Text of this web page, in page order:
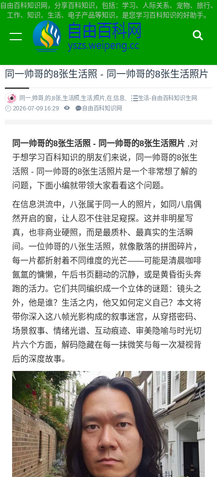
自由百科知识网，分享百科知识，包括：学习、人际关系、宠物、旅行、
工作、知识、生活、电子产品等知识，是您学习百科知识的好助手。
当前位置：自由百科知识网首页>生活
同一帅哥的8张生活照 - 同一帅哥的8张生活照片
同一,帅哥,的,8张,生活照,生活,照片,在,信息,
生活-自由百科知识生网
2026-07-09 16:29
自由百科知识网
同一帅哥的8张生活照 - 同一帅哥的8张生活照片 ,对
于想学习百科知识的朋友们来说，同一帅哥的8张生
活照 - 同一帅哥的8张生活照片是一个非常想了解的
问题，下面小编就带领大家看看这个问题。
在信息洪流中，八张属于同一人的照片，如同八扇偶
然开启的窗，让人忍不住驻足窥探。这并非明星写
真，也非商业硬照，而是最质朴、最真实的生活瞬
间。一位帅哥的八张生活照，就像散落的拼图碎片，
每一片都折射着不同维度的光芒——可能是清晨咖啡
氤氲的慵懒，午后书页翻动的沉静，或是黄昏街头奔
跑的活力。它们共同编织成一个立体的谜题：镜头之
外，他是谁？生活之内，他又如何定义自己？本文将
带你深入这八帧光影构成的叙事迷宫，从穿搭密码、
场景叙事、情绪光谱、互动痕迹、审美隐喻与时光切
片六个方面，解码隐藏在每一抹微笑与每一次凝视背
后的深度故事。